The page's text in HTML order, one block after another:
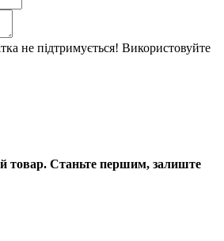
не підтримується! Використовуйте
товар. Станьте першим, залиште